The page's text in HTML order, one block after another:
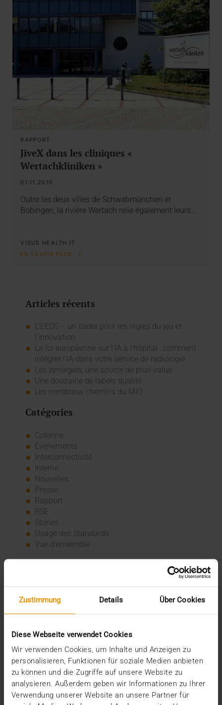
Zustimmung Details Über Cookies
Diese Webseite verwendet Cookies
Wir verwenden Cookies, um Inhalte und Anzeigen zu
personalisieren, Funktionen für soziale Medien anbieten
zu können und die Zugriffe auf unsere Website zu
analysieren. Außerdem geben wir Informationen zu Ihrer
Verwendung unserer Website an unsere Partner für
RAPPORT
JiveX dans les cliniques «
Wertachkliniken »
01.11.2015
Outre les deux villes de Schwabmünchen et
Bobingen, la rivière Wertach relie également leurs…
VISUS HEALTH IT
EN SAVOIR PLUS
Articles récents
L’EEDS – un cadre pour les règles du jeu et
l’innovation
La loi européenne sur l'IA à l'hôpital : comment
intégrer l'IA dans votre service de radiologie
Les synergies, une source de plus-value
Une douzaine de labels qualité
Les nombreux chemins du MIO
Catégories
Colonne
Événements
Interconnectivité
Interne
Nouvelles
Presse
Rapport
RSE
Stories
Usage des Standards
Vue d'ensemble
juillet (3)
juin (4)
janvier (3)
décembre (3)
novembre (2)
septembre (2)
août (2)
juillet (2)